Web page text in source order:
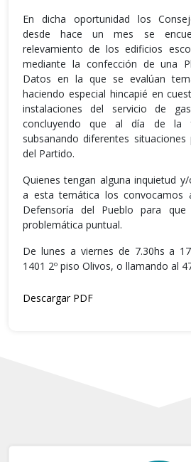
En dicha oportunidad los
desde hace un mes se
relevamiento de los edificios
mediante la confección de una
Datos en la que se evalúan
haciendo especial hincapié en
instalaciones del servicio de
concluyendo que al día de la
subsanando diferentes
del Partido.
Quienes tengan alguna inquietud
a esta temática los convocamos
Defensoría del Pueblo para
problemática puntual.
De lunes a viernes de 7.30hs a
1401 2º piso Olivos, o llamando al
Descargar PDF